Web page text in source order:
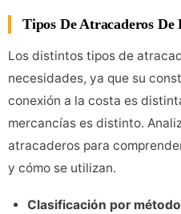
Tipos De Atracaderos De
Los distintos tipos de
necesidades, ya que su
conexión a la costa es
mercancías es distinto.
atracaderos para
y cómo se utilizan.
Clasificación por